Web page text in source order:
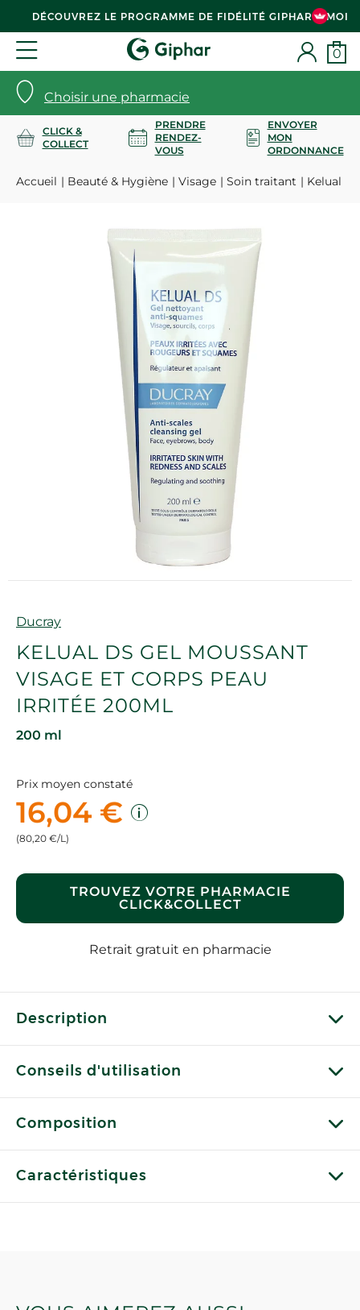
DÉCOUVREZ LE PROGRAMME DE FIDÉLITÉ GIPHAR & MOI
Choisir une pharmacie
0
CLICK &
COLLECT
PRENDRE
RENDEZ-
VOUS
ENVOYER
MON
ORDONNANCE
Accueil Beauté & Hygiène Visage Soin traitant Kelual
Marque
Ducray
KELUAL DS GEL MOUSSANT
VISAGE ET CORPS PEAU
IRRITÉE 200ML
200 ml
Prix moyen constaté
16,04 €
(80,20 €/L)
TROUVEZ VOTRE PHARMACIE
CLICK&COLLECT
Retrait gratuit en pharmacie
Description
Conseils d'utilisation
Composition
Caractéristiques